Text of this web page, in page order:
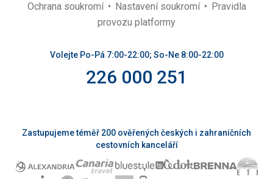
Ochrana soukromí Nastavení soukromí
Pravidla
provozu platformy
Volejte Po-Pá 7:00-22:00; So-Ne 8:00-22:00
226 000 251
Zastupujeme téměř 200 ověřených českých i zahraničních
cestovních kanceláří